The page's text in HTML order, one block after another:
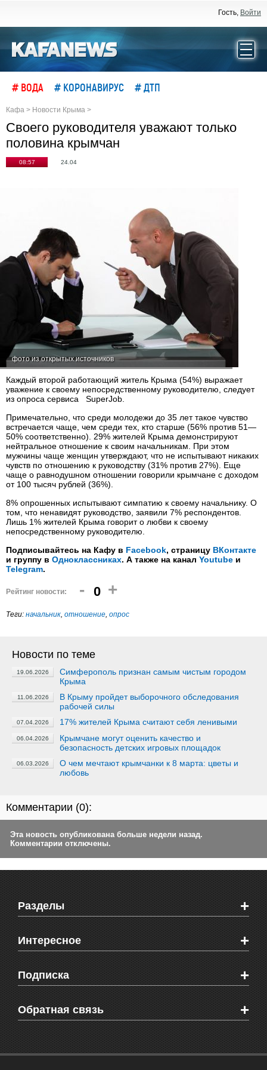
Гость, Войти
# ВОДА # КОРОНАВИРУС # ДТП
Кафа > Новости Крыма >
Своего руководителя уважают только
половина крымчан
08:57 24.04
фото из открытых источников
Каждый второй работающий житель Крыма (54%) выражает
уважение к своему непосредственному руководителю, следует
из опроса сервиса SuperJob.
Примечательно, что среди молодежи до 35 лет такое чувство
встречается чаще, чем среди тех, кто старше (56% против 51—
50% соответственно). 29% жителей Крыма демонстрируют
нейтральное отношение к своим начальникам. При этом
мужчины чаще женщин утверждают, что не испытывают никаких
чувств по отношению к руководству (31% против 27%). Еще
чаще о равнодушном отношении говорили крымчане с доходом
от 100 тысяч рублей (36%).
8% опрошенных испытывают симпатию к своему начальнику. О
том, что ненавидят руководство, заявили 7% респондентов.
Лишь 1% жителей Крыма говорит о любви к своему
непосредственному руководителю.
Подписывайтесь на Кафу в Facebook, страницу ВКонтакте
и группу в Одноклассниках. А также на канал Youtube и
Telegram.
Рейтинг новости: - 0 +
Теги: начальник, отношение, опрос
Новости по теме
19.06.2026
Симферополь признан самым чистым городом
Крыма
11.06.2026
В Крыму пройдет выборочного обследования
рабочей силы
07.04.2026 17% жителей Крыма считают себя ленивыми
06.04.2026
Крымчане могут оценить качество и
безопасность детских игровых площадок
06.03.2026
О чем мечтают крымчанки к 8 марта: цветы и
любовь
Комментарии (0):
Эта новость опубликована больше недели назад.
Комментарии отключены.
Разделы +
Новости Феодосии
Новости Крыма
Мировые новости
Объявления
Здоровье
СМС мнения читателей
Интересное +
Видео о Феодосии
Веб-камеры Феодосии
Блоги феодосийцев
Школы Феодосии
Подписка +
Печатная версия газеты "Кафа"
RSS
Обратная связь +
Рекламодателям
Контактная информация